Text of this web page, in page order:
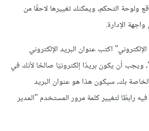
ولوحة التحكم، ويمكنك تغييرها لاحقًا من
الإدارة.
اكتب عنوان البريد الإلكتروني
ويجب أن يكون بريدًا إلكترونيًا صالحًا لأنك في
بك، سيكون هذا هو عنوان البريد
رابطًا لتغيير كلمة مرور المستخدم "المدير